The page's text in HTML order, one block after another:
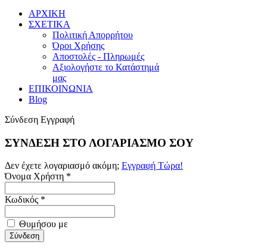
ΑΡΧΙΚΗ
ΣΧΕΤΙΚΑ
Πολιτική Απορρήτου
Όροι Χρήσης
Αποστολές - Πληρωμές
Αξιολογήστε το Κατάστημά
μας
ΕΠΙΚΟΙΝΩΝΙΑ
Blog
Σύνδεση Εγγραφή
ΣΥΝΔΕΣΗ ΣΤΟ ΛΟΓΑΡΙΑΣΜΟ ΣΟΥ
Δεν έχετε λογαριασμό ακόμη; Εγγραφή Τώρα!
Όνομα Χρήστη *
Κωδικός *
Θυμήσου με